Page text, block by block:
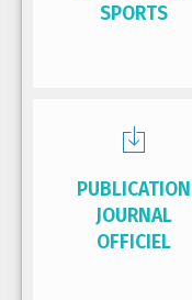
SPORTS
PUBLICATION
JOURNAL
OFFICIEL